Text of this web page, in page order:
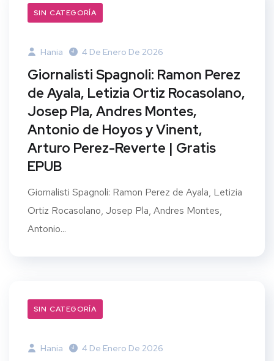
SIN CATEGORÍA
Hania 4 De Enero De 2026
Giornalisti Spagnoli: Ramon Perez
de Ayala, Letizia Ortiz Rocasolano,
Josep Pla, Andres Montes,
Antonio de Hoyos y Vinent,
Arturo Perez-Reverte | Gratis
EPUB
Giornalisti Spagnoli: Ramon Perez de Ayala, Letizia
Ortiz Rocasolano, Josep Pla, Andres Montes,
Antonio...
SIN CATEGORÍA
Hania 4 De Enero De 2026